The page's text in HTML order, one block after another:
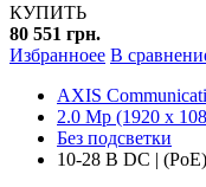
КУПИТЬ
80 551 грн.
Избранноее В
AXIS
2.0 Mp (1920 x
Без подсветки
10-28 В DC |